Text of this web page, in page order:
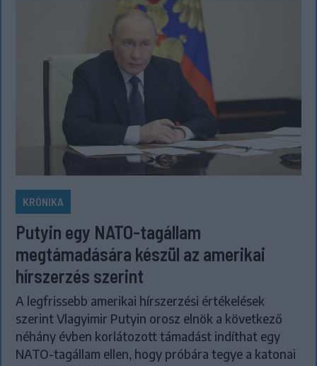
KRÓNIKA
Putyin egy NATO-tagállam
megtámadására készül az amerikai
hírszerzés szerint
A legfrissebb amerikai hírszerzési értékelések
szerint Vlagyimir Putyin orosz elnök a következő
néhány évben korlátozott támadást indíthat egy
NATO-tagállam ellen, hogy próbára tegye a katonai